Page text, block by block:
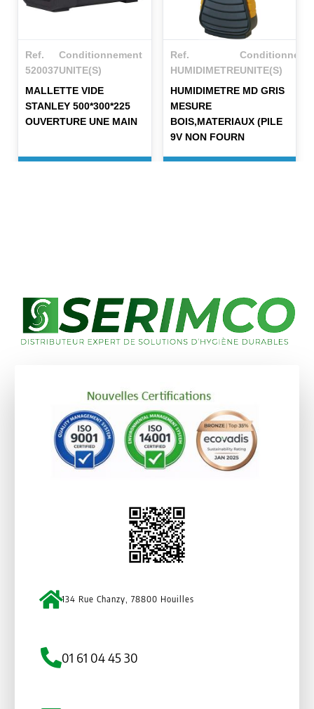
Ref.
520037
Conditionnement
UNITE(S)
MALLETTE VIDE
STANLEY 500*300*225
OUVERTURE UNE MAIN
Ref.
HUMIDIMETREUNITE(S)
HUMIDIMETRE MD GRIS
MESURE
BOIS,MATERIAUX (PILE
9V NON FOURN
134 Rue Chanzy, 78800 Houilles
01 61 04 45 30
Qui sommes nous